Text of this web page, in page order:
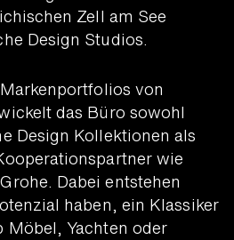
Zell am See
Design Studios.
von
das Büro sowohl
Design Kollektionen als
wie
Dabei entstehen
haben, ein Klassiker
Möbel, Yachten oder